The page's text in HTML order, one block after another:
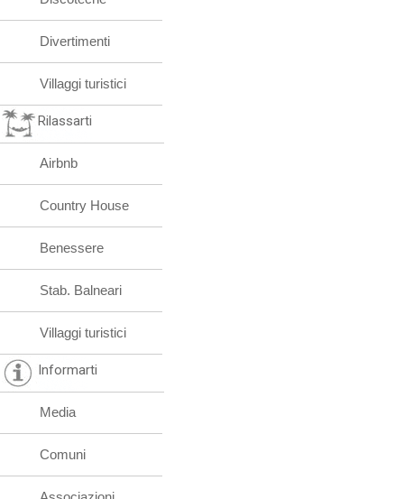
Divertimenti
Villaggi turistici
Rilassarti
Airbnb
Country House
Benessere
Stab. Balneari
Villaggi turistici
Informarti
Media
Comuni